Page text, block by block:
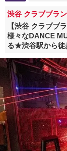
渋谷 クラブブラ
【渋谷 クラブブ
様々なDANCE
る★渋谷駅から